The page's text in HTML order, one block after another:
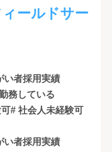
ールドサー
い者採用実績
務している
# 社会人未経験可
い者採用実績